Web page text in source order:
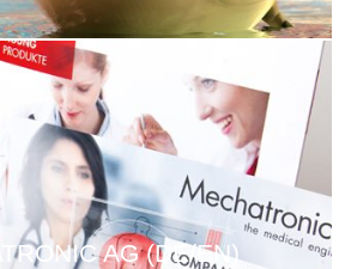
AG (DE/EN)